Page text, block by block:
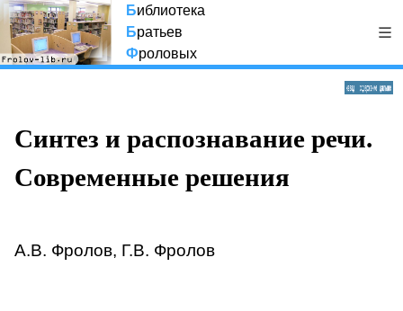
Библиотека
Братьев
Фроловых
Синтез и распознавание речи.
Современные решения
А.В. Фролов, Г.В. Фролов